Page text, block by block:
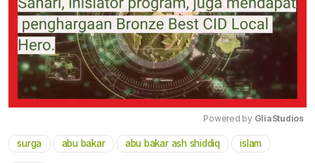
Mute
Powered by GliaStudios
surga abu bakar abu bakar ash shiddiq islam